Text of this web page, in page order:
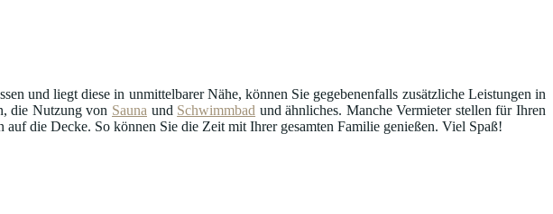
und liegt diese in unmittelbarer Nähe, können Sie gegebenenfalls zusätzliche Leistungen in
die Nutzung von Sauna und Schwimmbad und ähnliches. Manche Vermieter stellen für Ihren
die Decke. So können Sie die Zeit mit Ihrer gesamten Familie genießen. Viel Spaß!